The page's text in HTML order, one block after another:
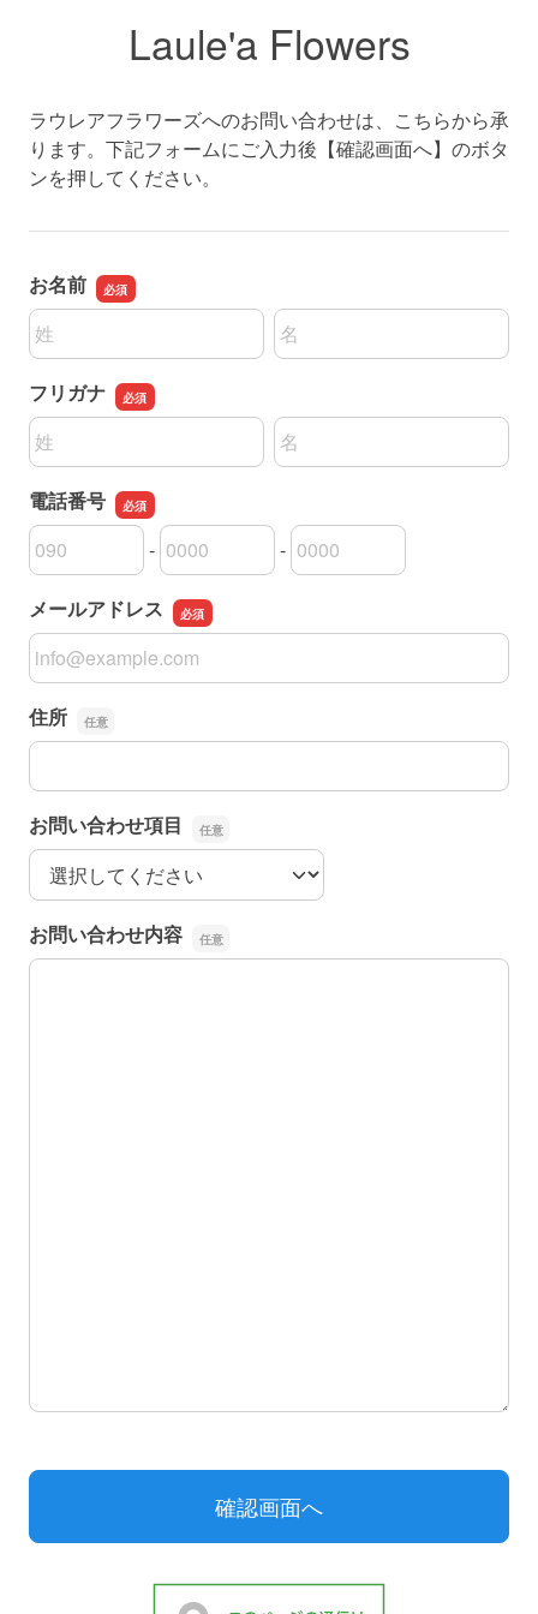
Laule'a Flowers
ラウレアフラワーズへのお問い合わせは、こちらから承
ります。下記フォームにご入力後【確認画面へ】のボタ
ンを押してください。
お名前
名前の姓
名前の名
フリガナ
名前の姓
名前の名
電話番号
電話番号の市外局番
-
電話番号の市内局番 -
電話番号の加入者番号
メールアドレス
メールアドレス
住所
住所
お問い合わせ項目
お問い合わせ項目
お問い合わせ内容
お問い合わせ内容